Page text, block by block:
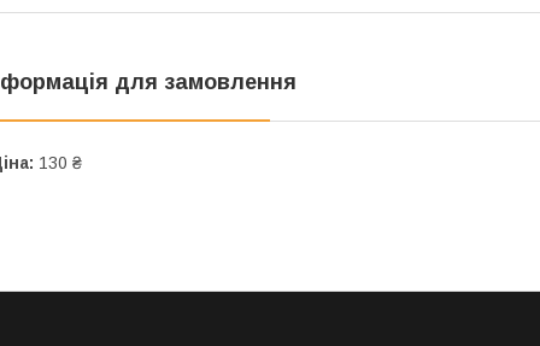
для замовлення
130 ₴